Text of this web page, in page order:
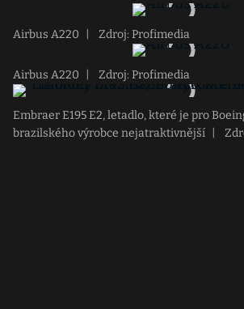
Airbus A220 Zdroj: Profimedia
Airbus A220 Zdroj: Profimedia
Embraer E195 E2, letadlo, které je pro
brazilského výrobce nejatraktivnější